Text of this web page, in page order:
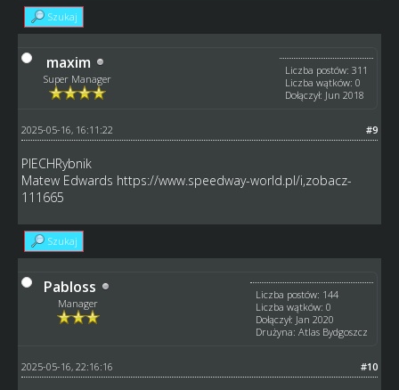
Szukaj
maxim
Super Manager
Liczba postów: 311
Liczba wątków: 0
Dołączył: Jun 2018
#9
2025-05-16, 16:11:22
PIECHRybnik
Matew Edwards https://www.speedway-world.pl/i,zobacz-
111665
Szukaj
Pabloss
Manager
Liczba postów: 144
Liczba wątków: 0
Dołączył: Jan 2020
Drużyna: Atlas Bydgoszcz
#10
2025-05-16, 22:16:16